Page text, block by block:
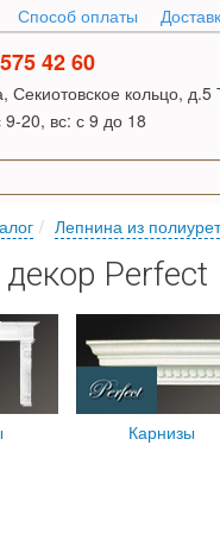
Способ оплаты
42 60
Секиотовское кольцо,
9-20, вс: с 9 до 18
Лепнина из
Perfect
Карнизы